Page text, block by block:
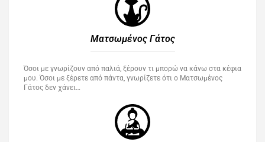
Ματσωμένος Γάτος​
Όσοι με γνωρίζουν από παλιά, ξέρουν τι μπορώ να κάνω στα κέφια
μου. Όσοι με ξέρετε από πάντα, γνωρίζετε ότι ο Ματσωμένος
Γάτος δεν χάνει…